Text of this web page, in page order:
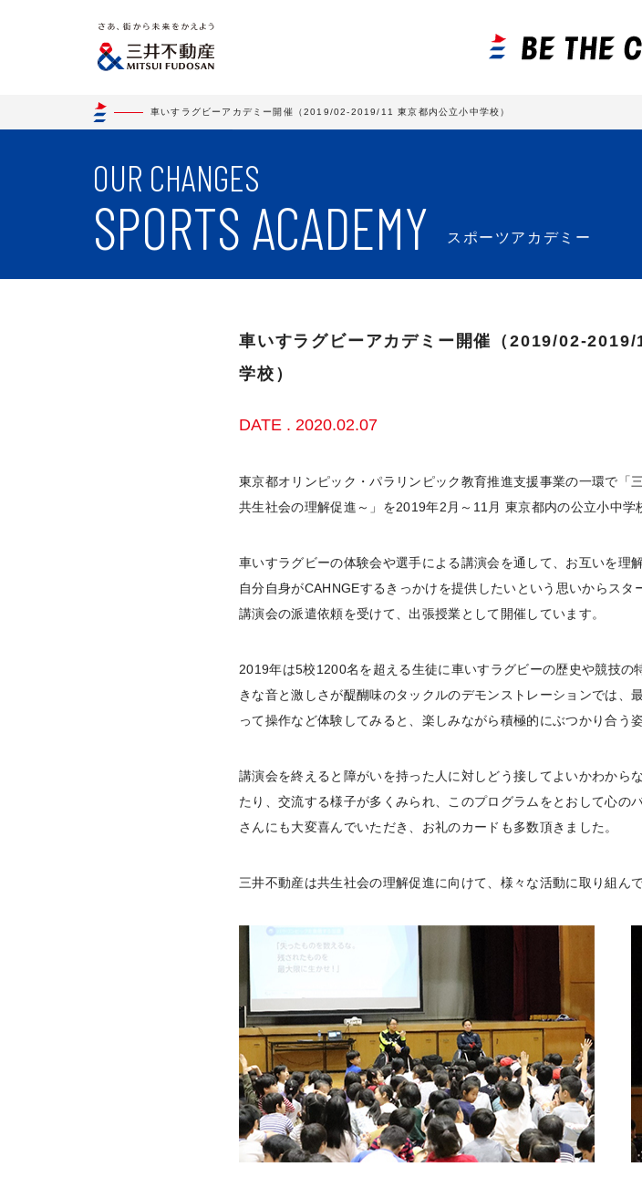
車いすラグビーアカデミー開催（2019/02-2019/11 東京都内公立小中学校）
OUR CHANGES
SPORTS ACADEMY スポーツアカデミー
車いすラグビーアカデミー開催（2019/02-2019/
学校）
DATE . 2020.02.07
東京都オリンピック・パラリンピック教育推進支援事業の一環で「
共生社会の理解促進～」を2019年2月～11月 東京都内の公立小中学
車いすラグビーの体験会や選手による講演会を通して、お互いを理
自分自身がCAHNGEするきっかけを提供したいという思いからス
講演会の派遣依頼を受けて、出張授業として開催しています。
2019年は5校1200名を超える生徒に車いすラグビーの歴史や競技
きな音と激しさが醍醐味のタックルのデモンストレーションでは
って操作など体験してみると、楽しみながら積極的にぶつかり合う
講演会を終えると障がいを持った人に対しどう接してよいかわから
たり、交流する様子が多くみられ、このプログラムをとおして心の
さんにも大変喜んでいただき、お礼のカードも多数頂きました。
三井不動産は共生社会の理解促進に向けて、様々な活動に取り組んで